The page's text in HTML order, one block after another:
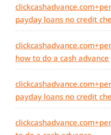
payday loans no credit
how to do a cash advance
payday loans no credit